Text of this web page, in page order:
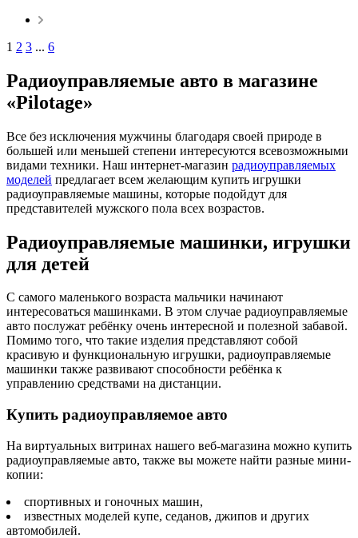
1 2 3 ... 6
Радиоуправляемые авто в магазине
«Pilotage»
Все без исключения мужчины благодаря своей природе в
большей или меньшей степени интересуются всевозможными
видами техники. Наш интернет-магазин радиоуправляемых
моделей предлагает всем желающим купить игрушки
радиоуправляемые машины, которые подойдут для
представителей мужского пола всех возрастов.
Радиоуправляемые машинки, игрушки
для детей
С самого маленького возраста мальчики начинают
интересоваться машинками. В этом случае радиоуправляемые
авто послужат ребёнку очень интересной и полезной забавой.
Помимо того, что такие изделия представляют собой
красивую и функциональную игрушки, радиоуправляемые
машинки также развивают способности ребёнка к
управлению средствами на дистанции.
Купить радиоуправляемое авто
На виртуальных витринах нашего веб-магазина можно купить
радиоуправляемые авто, также вы можете найти разные мини-
копии:
спортивных и гоночных машин,
известных моделей купе, седанов, джипов и других
автомобилей.